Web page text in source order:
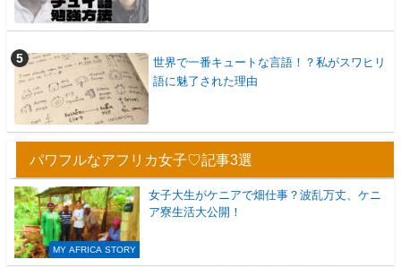
世界で一番キュートな言語！？私がスワヒリ
語に魅了された理由
パワフルなアフリカ女子♡記事3選
MY AFRICA STORY
女子大生がケニアで畑仕事？波乱万丈、ケニ
ア寮生活大公開！